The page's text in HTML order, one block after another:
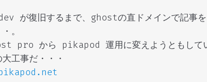
が復旧するまで、ghostの直ドメインで記事を
。
pro から pikapod 運用に変えようともして
工事だ・・・